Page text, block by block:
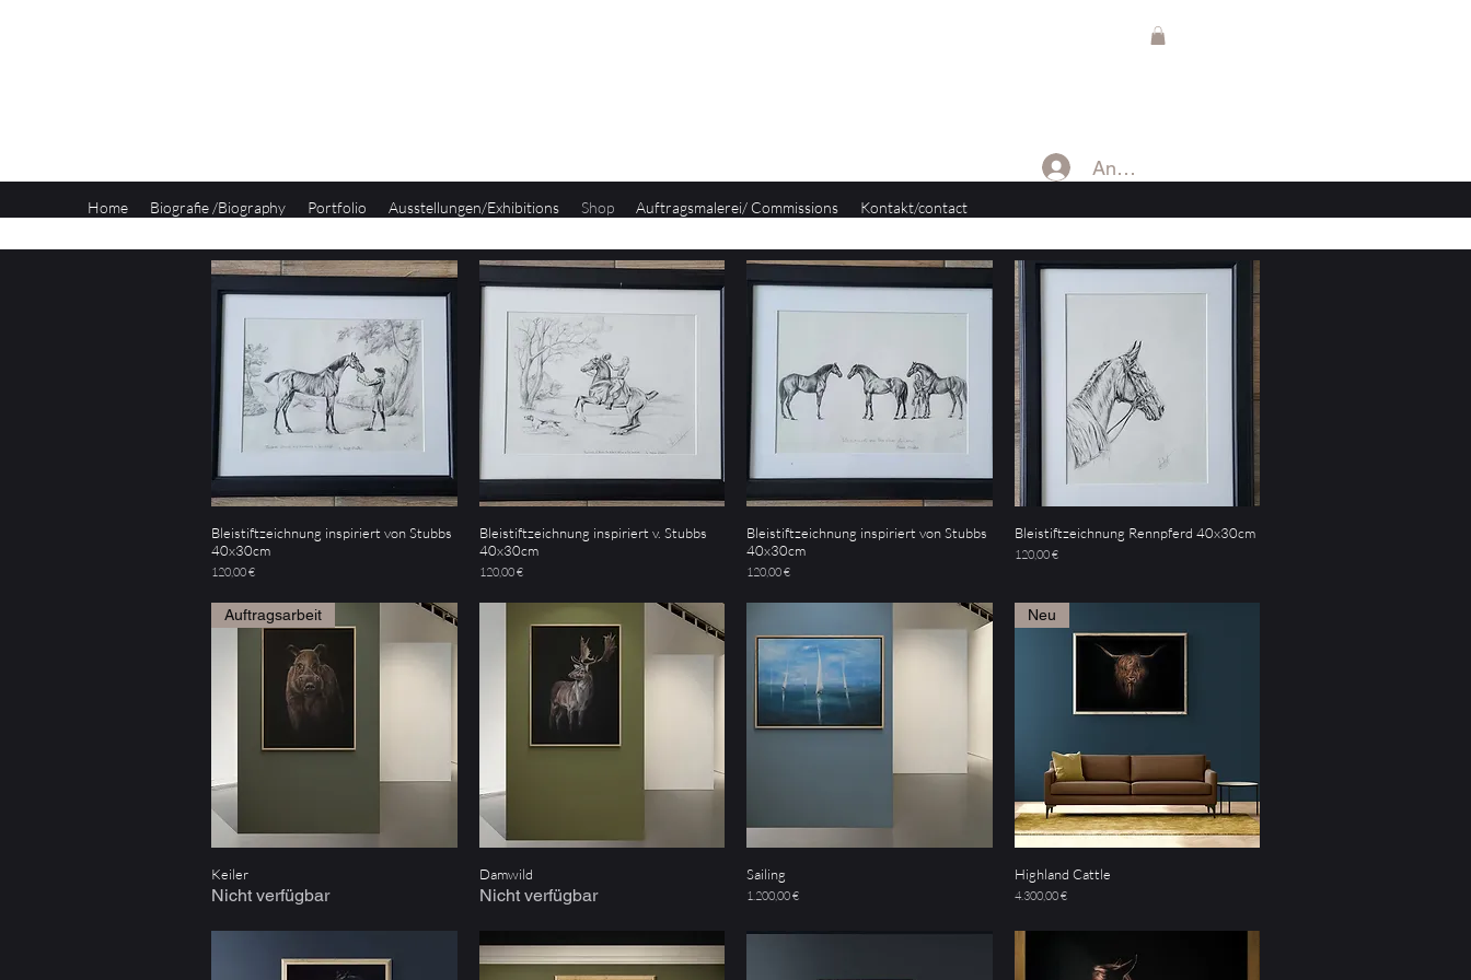
Home Biografie /Biography Portfolio Ausstellungen/Exhibitions Shop Auftragsmalerei/ Commissions Kontakt/contact
Anmelden
Schnellansicht
Bleistiftzeichnung inspiriert von Stubbs
40x30cm
Preis
120,00 €
Schnellansicht
Bleistiftzeichnung inspiriert v. Stubbs
40x30cm
Preis
120,00 €
Schnellansicht
Bleistiftzeichnung inspiriert von Stubbs
40x30cm
Preis
120,00 €
Schnellansicht
Bleistiftzeichnung Rennpferd 40x30cm
Preis
120,00 €
Auftragsarbeit
Keiler
Nicht verfügbar
Damwild
Nicht verfügbar
Sailing
Preis
1.200,00 €
Schnellansicht
Neu
Highland Cattle
Preis
4.300,00 €